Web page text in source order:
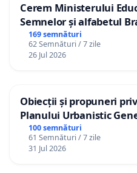
Cerem Ministerului
Semnelor și alfabetul
Republica Moldova!
169 semnături
62 Semnături / 7 zile
26 Jul 2026
Obiecții și propuneri
Planului Urbanistic
100 semnături
61 Semnături / 7 zile
31 Jul 2026